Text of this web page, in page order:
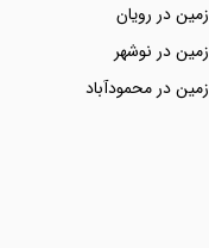
در رویان
در نوشهر
در محمودآباد